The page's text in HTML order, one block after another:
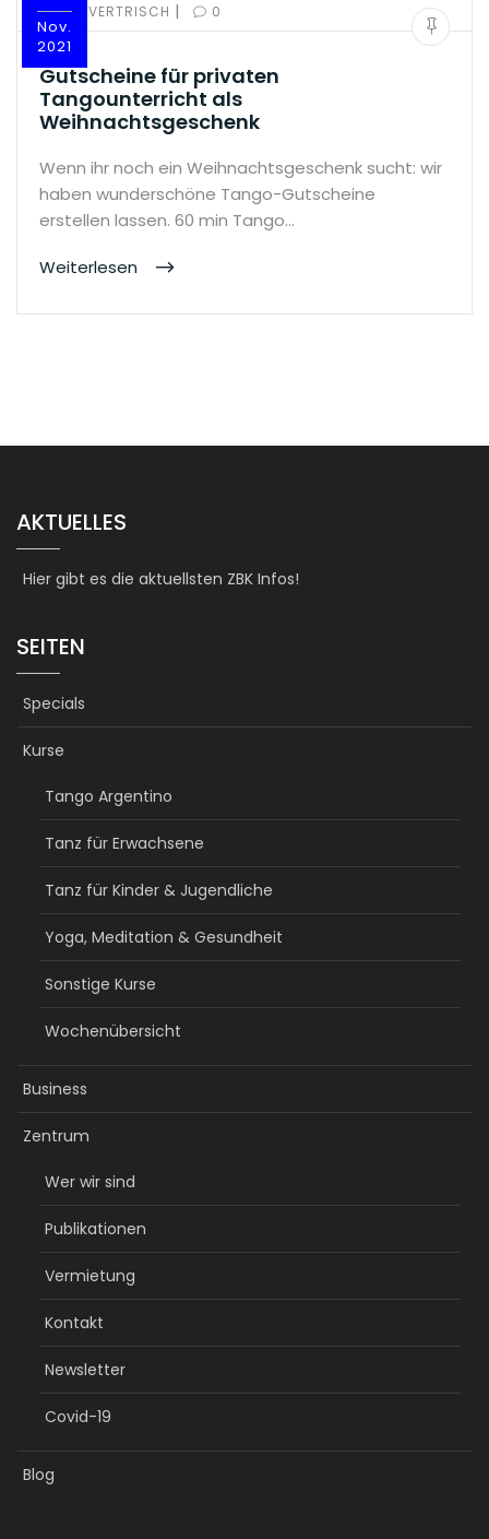
Nov.
2021
BY:OLIVERTRISCH | 0
Gutscheine für privaten
Tangounterricht als
Weihnachtsgeschenk
Wenn ihr noch ein Weihnachtsgeschenk sucht: wir
haben wunderschöne Tango-Gutscheine
erstellen lassen. 60 min Tango…
Weiterlesen
AKTUELLES
Hier gibt es die aktuellsten ZBK Infos!
SEITEN
Specials
Kurse
Tango Argentino
Tanz für Erwachsene
Tanz für Kinder & Jugendliche
Yoga, Meditation & Gesundheit
Sonstige Kurse
Wochenübersicht
Business
Zentrum
Wer wir sind
Publikationen
Vermietung
Kontakt
Newsletter
Covid-19
Blog